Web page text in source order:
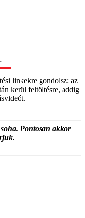
linkekre gondolsz: az
kerül feltöltésre, addig
Pontosan akkor